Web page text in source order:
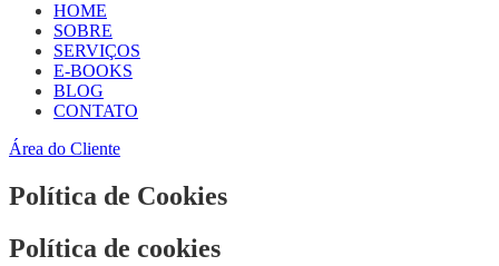
HOME
SOBRE
SERVIÇOS
E-BOOKS
BLOG
CONTATO
Área do Cliente
Política de Cookies
Política de cookies